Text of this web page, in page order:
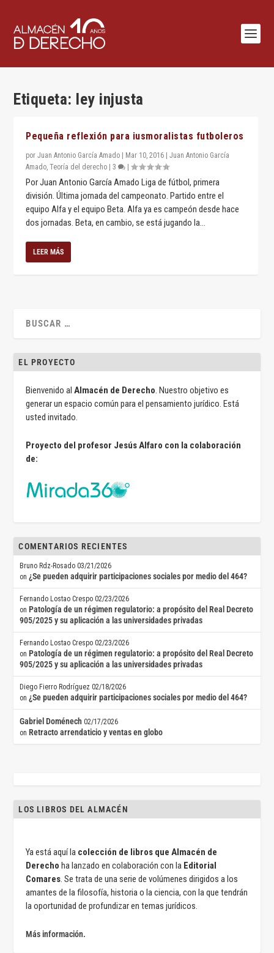
Etiqueta: ley injusta
Pequeña reflexión para iusmoralistas futboleros
porJuan Antonio García Amado Mar 10, 2016 |Juan Antonio García
Amado,Teoría del derecho |3 |
Por Juan Antonio García Amado Liga de fútbol, primera
división. Última jornada del campeonato. Partido entre el
equipo Alfa y el equipo Beta. Alfa ya es campeón desde hace
dos jornadas. Beta, en cambio, se está jugando la...
LEER MÁS
EL PROYECTO
Bienvenido alAlmacén de Derecho. Nuestro objetivo es
generar un espacio común para el pensamiento jurídico. Está
usted invitado.
Proyecto del profesor Jesús Alfaro con la colaboración
de:
COMENTARIOS RECIENTES
Bruno Rdz-Rosado 03/21/2026
on¿Se pueden adquirir participaciones sociales por medio del 464?
Fernando Lostao Crespo 02/23/2026
on Patología de un régimen regulatorio: a propósito del Real Decreto
905/2025 y su aplicación a las universidades privadas
Fernando Lostao Crespo 02/23/2026
on Patología de un régimen regulatorio: a propósito del Real Decreto
905/2025 y su aplicación a las universidades privadas
Diego Fierro Rodríguez 02/18/2026
on¿Se pueden adquirir participaciones sociales por medio del 464?
Gabriel Doménech 02/17/2026
on Retracto arrendaticio y ventas en globo
LOS LIBROS DEL ALMACÉN
Ya está aquí la colección de libros que Almacén de
Derecho ha lanzado en colaboración con la Editorial
Comares. Se trata de una serie de volúmenes dirigidos a los
amantes de la filosofía, historia o la ciencia, con la que tendrán
la oportunidad de profundizar en temas jurídicos.
Más información.